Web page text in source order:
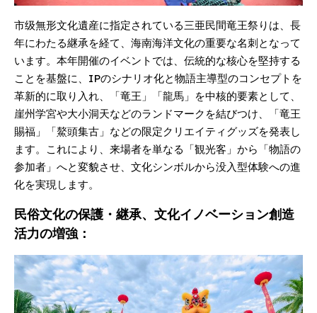
市级無形文化遺産に指定されている三亜民間竜王祭りは、長
年にわたる継承を経て、海南海洋文化の重要な名刺となって
います。本年開催のイベントでは、伝統的な核心を堅持する
ことを基盤に、IPのシナリオ化と物語主導型のコンセプトを
革新的に取り入れ、「竜王」「龍馬」を中核的要素として、
崖州学宮や大小洞天などのランドマークを結びつけ、「竜王
賜福」「鰲頭集古」などの限定クリエイティグッズを発表し
ます。これにより、来場者を単なる「観光客」から「物語の
参加者」へと変貌させ、文化シンボルから没入型体験への進
化を実現します。
民俗文化の保護・継承、文化イノベーション創造
活力の増強：